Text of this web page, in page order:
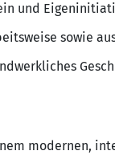
und
sowie
modernen,